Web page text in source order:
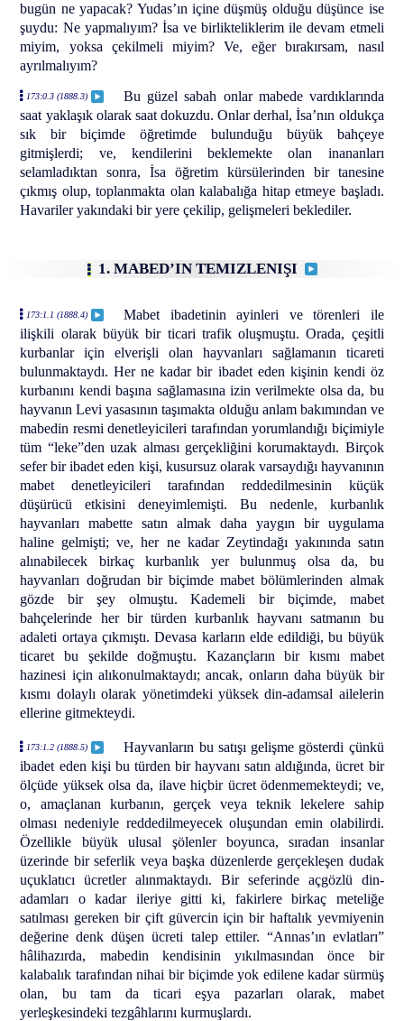
bugün ne yapacak? Yudas’ın içine düşmüş olduğu düşünce ise
şuydu: Ne yapmalıyım? İsa ve birlikteliklerim ile devam etmeli
miyim, yoksa çekilmeli miyim? Ve, eğer bırakırsam, nasıl
ayrılmalıyım?
173:0.3 (1888.3)
Bu güzel sabah onlar mabede vardıklarında
saat yaklaşık olarak saat dokuzdu. Onlar derhal, İsa’nın oldukça
sık bir biçimde öğretimde bulunduğu büyük bahçeye
gitmişlerdi; ve, kendilerini beklemekte olan inananları
selamladıktan sonra, İsa öğretim kürsülerinden bir tanesine
çıkmış olup, toplanmakta olan kalabalığa hitap etmeye başladı.
Havariler yakındaki bir yere çekilip, gelişmeleri beklediler.
1. MABED’IN TEMIZLENIŞI
173:1.1 (1888.4)
Mabet ibadetinin ayinleri ve törenleri ile
ilişkili olarak büyük bir ticari trafik oluşmuştu. Orada, çeşitli
kurbanlar için elverişli olan hayvanları sağlamanın ticareti
bulunmaktaydı. Her ne kadar bir ibadet eden kişinin kendi öz
kurbanını kendi başına sağlamasına izin verilmekte olsa da, bu
hayvanın Levi yasasının taşımakta olduğu anlam bakımından ve
mabedin resmi denetleyicileri tarafından yorumlandığı biçimiyle
tüm “leke”den uzak alması gerçekliğini korumaktaydı. Birçok
sefer bir ibadet eden kişi, kusursuz olarak varsaydığı hayvanının
mabet denetleyicileri tarafından reddedilmesinin küçük
düşürücü etkisini deneyimlemişti. Bu nedenle, kurbanlık
hayvanları mabette satın almak daha yaygın bir uygulama
haline gelmişti; ve, her ne kadar Zeytindağı yakınında satın
alınabilecek birkaç kurbanlık yer bulunmuş olsa da, bu
hayvanları doğrudan bir biçimde mabet bölümlerinden almak
gözde bir şey olmuştu. Kademeli bir biçimde, mabet
bahçelerinde her bir türden kurbanlık hayvanı satmanın bu
adaleti ortaya çıkmıştı. Devasa karların elde edildiği, bu büyük
ticaret bu şekilde doğmuştu. Kazançların bir kısmı mabet
hazinesi için alıkonulmaktaydı; ancak, onların daha büyük bir
kısmı dolaylı olarak yönetimdeki yüksek din-adamsal ailelerin
ellerine gitmekteydi.
173:1.2 (1888.5)
Hayvanların bu satışı gelişme gösterdi çünkü
ibadet eden kişi bu türden bir hayvanı satın aldığında, ücret bir
ölçüde yüksek olsa da, ilave hiçbir ücret ödenmemekteydi; ve,
o, amaçlanan kurbanın, gerçek veya teknik lekelere sahip
olması nedeniyle reddedilmeyecek oluşundan emin olabilirdi.
Özellikle büyük ulusal şölenler boyunca, sıradan insanlar
üzerinde bir seferlik veya başka düzenlerde gerçekleşen dudak
uçuklatıcı ücretler alınmaktaydı. Bir seferinde açgözlü din-
adamları o kadar ileriye gitti ki, fakirlere birkaç meteliğe
satılması gereken bir çift güvercin için bir haftalık yevmiyenin
değerine denk düşen ücreti talep ettiler. “Annas’ın evlatları”
hâlihazırda, mabedin kendisinin yıkılmasından önce bir
kalabalık tarafından nihai bir biçimde yok edilene kadar sürmüş
olan, bu tam da ticari eşya pazarları olarak, mabet
yerleşkesindeki tezgâhlarını kurmuşlardı.